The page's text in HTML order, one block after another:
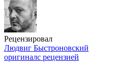
Рецензировал
Людвиг Быстроновский
оригиналс рецензией